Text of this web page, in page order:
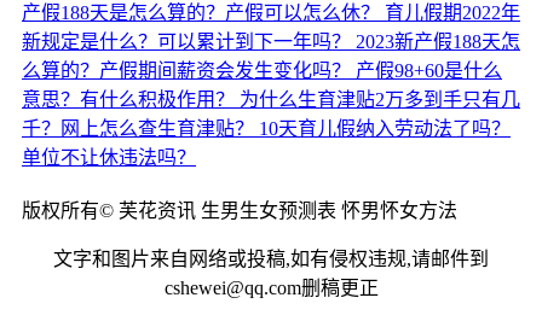
产假188天是怎么算的？产假可以怎么休？
育儿假期2022年
新规定是什么？可以累计到下一年吗？
2023新产假188天怎
么算的？产假期间薪资会发生变化吗？
产假98+60是什么
意思？有什么积极作用？
为什么生育津贴2万多到手只有几
千？网上怎么查生育津贴？
10天育儿假纳入劳动法了吗？
单位不让休违法吗？
版权所有© 芙花资讯 生男生女预测表 怀男怀女方法
文字和图片来自网络或投稿,如有侵权违规,请邮件到
cshewei@qq.com删稿更正